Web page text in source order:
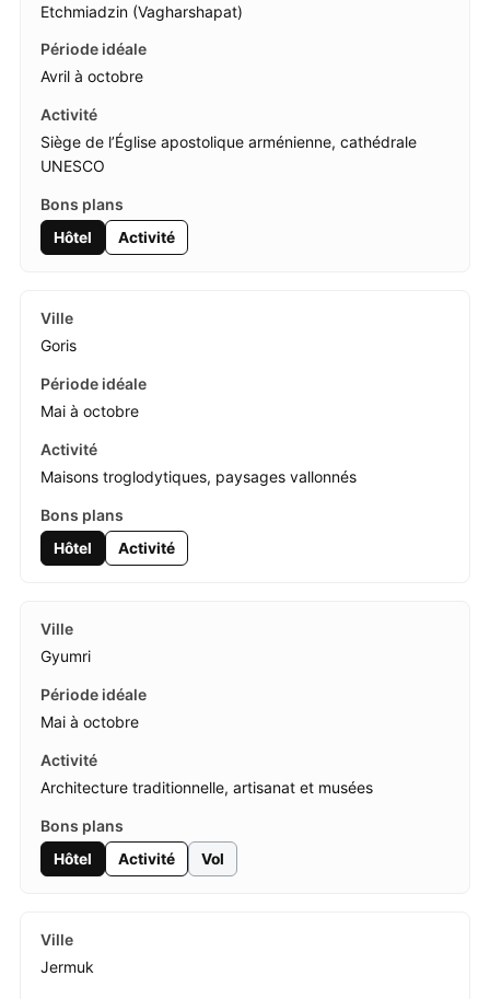
Etchmiadzin (Vagharshapat)
Avril à octobre
Siège de l’Église apostolique arménienne, cathédrale
UNESCO
Hôtel Activité
Goris
Mai à octobre
Maisons troglodytiques, paysages vallonnés
Hôtel Activité
Gyumri
Mai à octobre
Architecture traditionnelle, artisanat et musées
Hôtel Activité Vol
Jermuk